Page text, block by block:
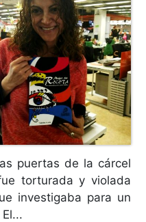
puertas de la cárcel
torturada y violada
investigaba para un